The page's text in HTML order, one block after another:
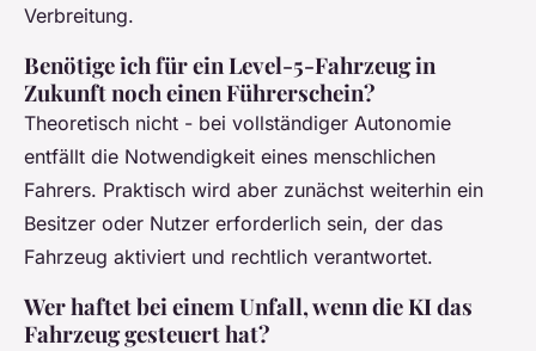
Verbreitung.
Benötige ich für ein Level-5-Fahrzeug in
Zukunft noch einen Führerschein?
Theoretisch nicht - bei vollständiger Autonomie
entfällt die Notwendigkeit eines menschlichen
Fahrers. Praktisch wird aber zunächst weiterhin ein
Besitzer oder Nutzer erforderlich sein, der das
Fahrzeug aktiviert und rechtlich verantwortet.
Wer haftet bei einem Unfall, wenn die KI das
Fahrzeug gesteuert hat?